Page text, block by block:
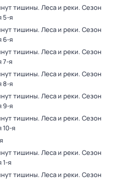
тишины. Леса и реки. Сезон
5-я
тишины. Леса и реки. Сезон
6-я
тишины. Леса и реки. Сезон
7-я
тишины. Леса и реки. Сезон
8-я
тишины. Леса и реки. Сезон
9-я
тишины. Леса и реки. Сезон
10-я
тишины. Леса и реки. Сезон
1-я
тишины. Леса и реки. Сезон